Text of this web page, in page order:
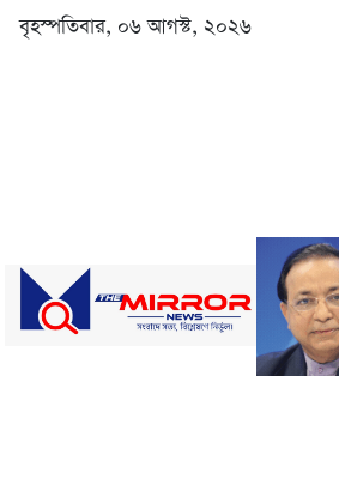
বৃহস্পতিবার, ০৬ আগস্ট, ২০২৬